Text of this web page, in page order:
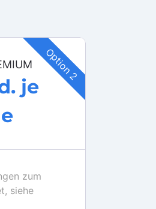
Option 2
je
zum
siehe